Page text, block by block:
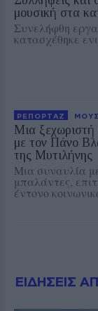
μουσική στα
Συνελήφθη
κατασχέθηκε
ΡΕΠΟΡΤΑΖ
Μια ξεχωριστή
με τον Πάνο
της Μυτιλήνης
Μια συναυλία
μπαλάντες,
έντονο
ΕΙΔΗΣΕΙΣ